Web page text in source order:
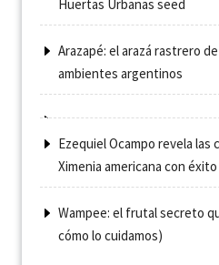
Huertas Urbanas seed
Arazapé: el arazá rastrero
ambientes argentinos
Ezequiel Ocampo revela las
Ximenia americana con éxito
Wampee: el frutal secreto
cómo lo cuidamos)